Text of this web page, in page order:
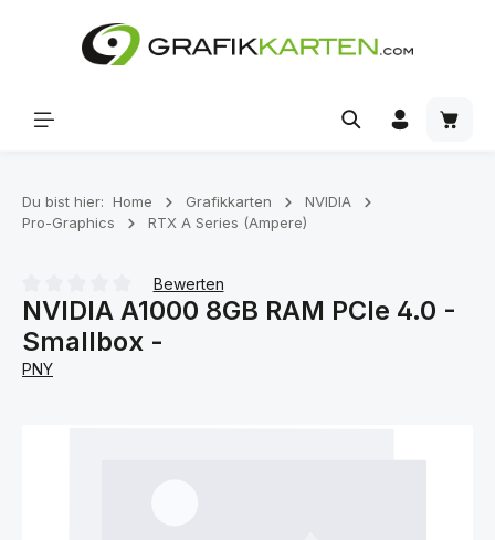
Zum Hauptinhalt springen
Du bist hier: Home Grafikkarten
NVIDIA
Pro-Graphics
RTX A Series (Ampere)
Durchschnittliche Bewertung von 0 von 5 Sternen
Bewerten
NVIDIA A1000 8GB RAM PCIe 4.0 -
Smallbox -
PNY